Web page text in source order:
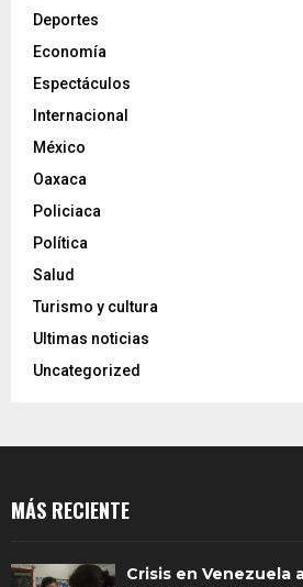
Deportes
Economía
Espectáculos
Internacional
México
Oaxaca
Policiaca
Política
Salud
Turismo y cultura
Ultimas noticias
Uncategorized
MÁS RECIENTE
Crisis en Venezuela